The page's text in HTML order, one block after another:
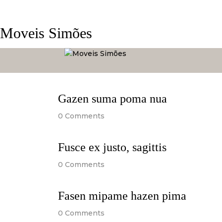
Moveis Simões
Gazen suma poma nua
0 Comments
Fusce ex justo, sagittis
0 Comments
Fasen mipame hazen pima
0 Comments